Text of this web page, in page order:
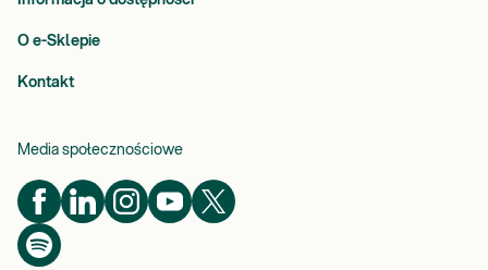
O e-Sklepie
Kontakt
Media społecznościowe